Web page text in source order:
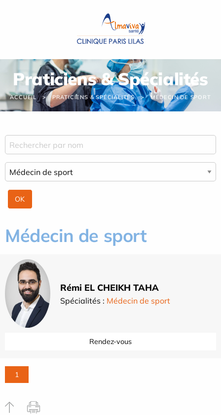
Praticiens & Spécialités
ACCUEIL PRATICIENS & SPÉCIALITÉS MÉDECIN DE SPORT
Médecin de sport
Rémi EL CHEIKH TAHA
Spécialités : Médecin de sport
Rendez-vous
1